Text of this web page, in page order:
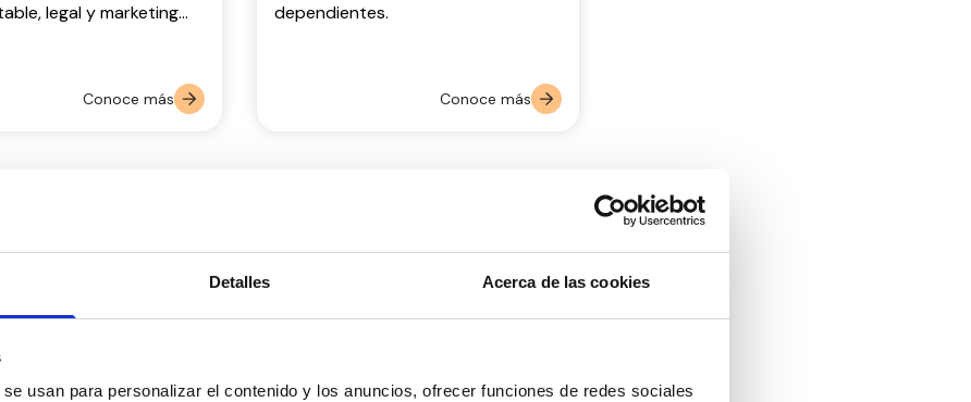
Detalles Acerca de las cookies
usan para personalizar el contenido y los anuncios, ofrecer funciones de redes sociales
legal y marketing
Conoce más
dependientes.
Conoce más